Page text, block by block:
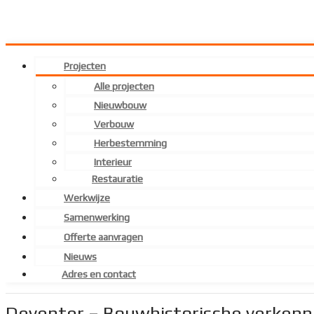
Projecten
Alle projecten
Nieuwbouw
Verbouw
Herbestemming
Interieur
Restauratie
Werkwijze
Samenwerking
Offerte aanvragen
Nieuws
Adres en contact